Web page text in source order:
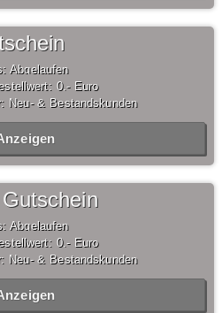
Abgelaufen
0,- Euro
Neu- & Bestandskunden
Abgelaufen
0,- Euro
Neu- & Bestandskunden